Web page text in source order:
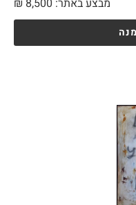
מבצע באתר:
₪ 8,500